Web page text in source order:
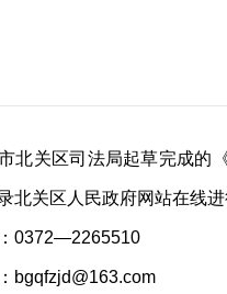
北关区司法局起草完成的
北关区人民政府网站在线
0372—2265510
bgqfzjd@163.com